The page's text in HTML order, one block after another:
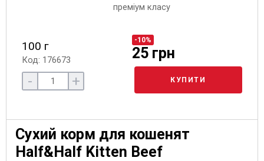
преміум класу
100 г
Код: 176673
-10%
25 грн
- + КУПИТИ
Сухий корм для кошенят
Half&Half Kitten Beef